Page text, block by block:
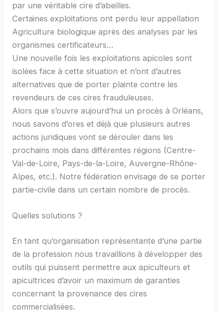
par une véritable cire d’abeilles.
Certaines exploitations ont perdu leur appellation
Agriculture biologique après des analyses par les
organismes certificateurs…
Une nouvelle fois les exploitations apicoles sont
isolées face à cette situation et n’ont d’autres
alternatives que de porter plainte contre les
revendeurs de ces cires frauduleuses.
Alors que s’ouvre aujourd’hui un procès à Orléans,
nous savons d’ores et déjà que plusieurs autres
actions juridiques vont se dérouler dans les
prochains mois dans différentes régions (Centre-
Val-de-Loire, Pays-de-la-Loire, Auvergne-Rhône-
Alpes, etc.). Notre fédération envisage de se porter
partie-civile dans un certain nombre de procès.
Quelles solutions ?
En tant qu’organisation représentante d’une partie
de la profession nous travaillions à développer des
outils qui puissent permettre aux apiculteurs et
apicultrices d’avoir un maximum de garanties
concernant la provenance des cires
commercialisées.